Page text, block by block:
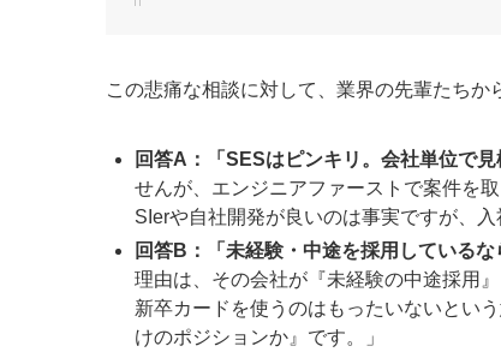
この悲痛な相談に対して、業界の先輩たちか
回答A：「SESはピンキリ。会社単位で見
せんが、エンジニアファーストで案件を
SIerや自社開発が良いのは事実ですが、
回答B：「未経験・中途を採用しているな
理由は、その会社が『未経験の中途採用
新卒カードを使うのはもったいないとい
けのポジションか』です。」